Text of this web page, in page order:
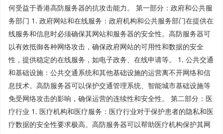
何受益于香港高防服务器的抗攻击能力。 第一部分：政府和公共服
务部门 1. 政府网站和在线服务：政府机构和公共服务部门在提供在
线服务和信息时必须确保其网站和服务器的安全性。高防服务器可
以有效抵御各种网络攻击，确保政府网站的可用性和数据的安全
性，提供稳定的在线服务，如电子政务、在线申请等。 1. 公共交通
和基础设施：公共交通系统和其他基础设施的运营离不开网络和信
息技术。高防服务器可以保护交通管理系统、智能城市基础设施等
免受网络攻击的影响，确保运营的连续性和安全性。 第二部分：医
疗行业 1. 医疗机构和医疗服务：医疗行业对于保护患者的隐私和医
疗数据的安全性要求极高。高防服务器可以帮助医疗机构保护其网